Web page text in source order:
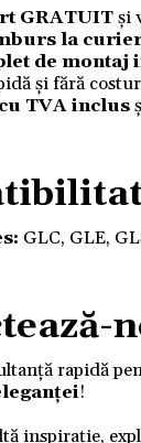
GRATUITși
la
de montaj
și fără
TVA inclus
GLC, GLE,
rapidă
!
inspirație,